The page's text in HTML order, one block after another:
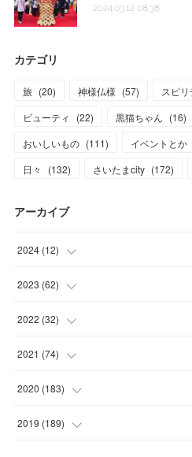
2024.03.12 08:38
カテゴリ
旅 (20) 神様仏様 (57) スピ
ビューティ
(22) 黒猫ちゃん (16)
おいしいもの (111) イベントとか
日々
(132) さいたまcity (172)
アーカイブ
2024 (12)
(1
(1
(3
(3)
2023 (62)
(11 )
(3
(7)
(7)
2022 (32)
(1
(3)
(8)
2021 (74)
(17
(7)
2020 (183)
(17
2019 (189)